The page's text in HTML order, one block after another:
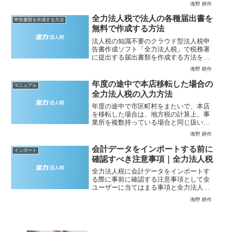
利型法人になります（法人税法２九の
二、法人税法施行令３）。な...
海野 耕作
申告書類を作成する方法
全力法人税で法人の各種届出書を
無料で作成する方法
法人税の知識不要のクラウド型法人税申
告書作成ソフト「全力法人税」で税務署
に提出する届出書類を作成する方法を解
説します。作成できる届出等の種類 法人
設立届出書（税務署用） 青色申告の承認
申請書 給与支払事務所等の開設・移転・
廃止届出書 源泉所...
海野 耕作
マニュアル
年度の途中で本店移転した場合の
全力法人税の入力方法
年度の途中で市区町村をまたいで、本店
を移転した場合は、地方税の計算上、事
業所を複数持っている場合と同じ扱いに
なり、計算（申告書の作成）が複雑にな
ります。市区町村をまたいで本店を移転
した場合の申告の違い本店のみの事業所
が１つしかない法人と、本...
海野 耕作
インポート
会計データをインポートする前に
確認すべき注意事項｜全力法人税
全力法人税に会計データをインポートす
る際に事前に確認する注意事項として全
ユーザーに当てはまる事項と全力法人税
で消費税の申告を作成するユーザーだけ
に関係する事項に分類して説明します。
海野 耕作